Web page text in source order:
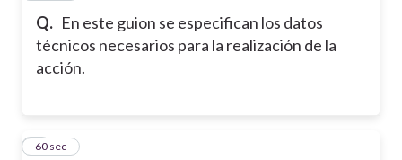
Q. En este guion se especifican los datos
técnicos necesarios para la realización de la
acción.
660 sec